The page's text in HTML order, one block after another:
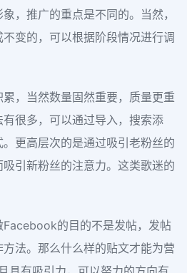
，推广的重点是不同的。当然，
变的，可以根据阶段情况进行调
，当然数量固然重要，质量更重
很多，可以通过导入，搜索添
更高层次的是通过吸引老粉丝的
引新粉丝的注意力。这类歌迷的
Facebook的目的不是发帖，发帖
法。那么什么样的贴文才能为营